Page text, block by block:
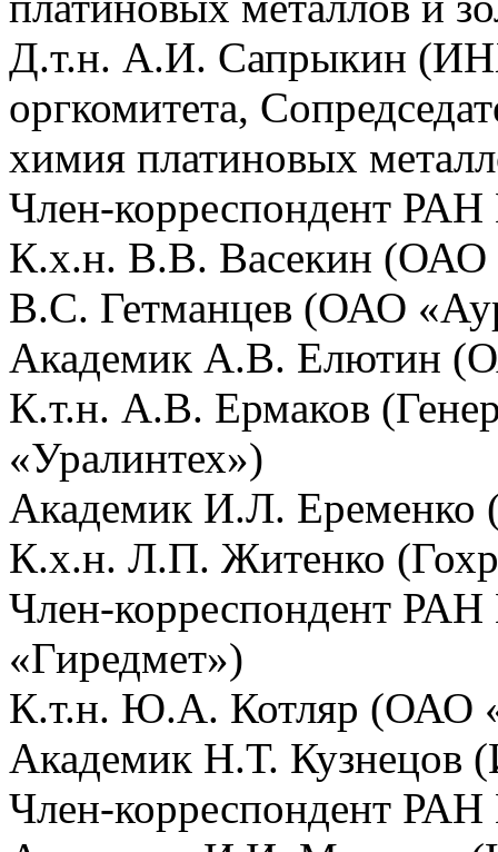
Д.т.н. А.И. Сапрыкин
оргкомитета,
химия платиновых
Член-корреспондент
К.х.н. В.В. Васекин (ОАО
В.С. Гетманцев (ОАО
Академик А.В. Елютин
К.т.н. А.В. Ермаков
«Уралинтех»)
Академик И.Л.
К.х.н. Л.П. Житенко
Член-корреспондент
«Гиредмет»)
К.т.н. Ю.А. Котляр (ОАО
Академик Н.Т.
Член-корреспондент